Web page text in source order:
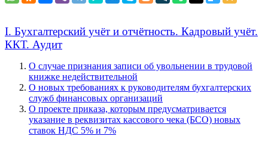
I. Бухгалтерский учёт и отчётность. Кадровый учёт.
ККТ. Аудит
О случае признания записи об увольнении в трудовой
книжке недействительной
О новых требованиях к руководителям бухгалтерских
служб финансовых организаций
О проекте приказа, которым предусматривается
указание в реквизитах кассового чека (БСО) новых
ставок НДС 5% и 7%